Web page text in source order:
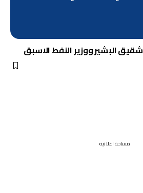
البشير ووزير النفط الاسبق
مساحة اعلانية